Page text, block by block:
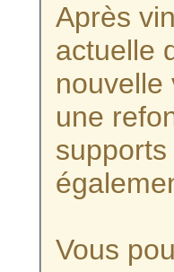
Après
actuelle
nouvelle
une
Vous